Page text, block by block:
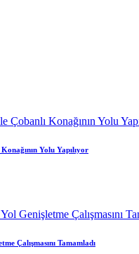
Yolu Yapılıyor
Çalışmasını Tamamladı